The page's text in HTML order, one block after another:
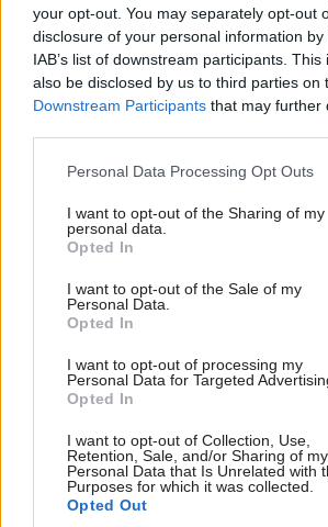
your opt-out. You may separately opt-out
disclosure of your personal information
IAB’s list of downstream participants.
also be disclosed by us to third parties on
Downstream Participants that may further
Please note that this website/app uses
not limited to your visit or usage
grant or deny consent to Google and its
use your data for below specified
consent section.
Personal Data Processing Opt Outs
I want to opt-out of the Sharing of my
personal data.
Opted In
I want to opt-out of the Sale of my
Personal Data.
Opted In
I want to opt-out of processing my
Personal Data for Targeted
Opted In
I want to opt-out of Collection, Use,
Retention, Sale, and/or Sharing of my
Personal Data that Is Unrelated with
Purposes for which it was collected.
Opted Out
domu, treba rátať s tým, že základy musia byť tiež
dôležité presné vyhotovenie základových pásov a
Ak sa chystáte na výstavbu
pasívneho domu, treba rátať s tým, že základy
zaizolované. Preto je dôležité presné
pásov a dosiek, aby bolo možné k nim pridať